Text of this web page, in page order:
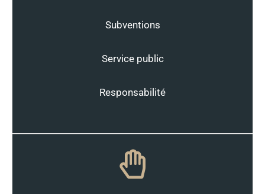
Subventions
Service public
Responsabilité